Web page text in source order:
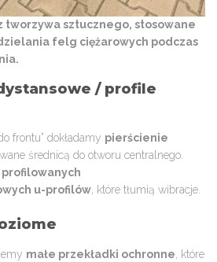
tworzywa sztucznego, stosowane
felg ciężarowych podczas
/ profile
frontu” dokładamy pierścienie
średnicą do otworu centralnego.
profilowanych
u-profilów, które tłumią wibracje.
małe przekładki ochronne, które